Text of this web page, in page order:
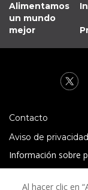
Alimentamos
un mundo
mejor
Contacto
Aviso de privacidad
Información sobre
Al hacer clic en